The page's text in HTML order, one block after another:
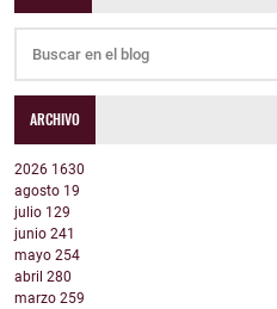
ARCHIVO
2026 1630
agosto 19
julio 129
junio 241
mayo 254
abril 280
marzo 259